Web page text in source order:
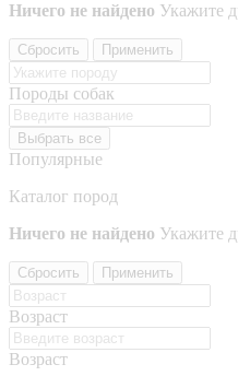
Ничего не найдено Укажите
Сбросить Применить
Породы собак
Выбрать все
Популярные
Каталог пород
Ничего не найдено Укажите
Сбросить Применить
Возраст
Возраст